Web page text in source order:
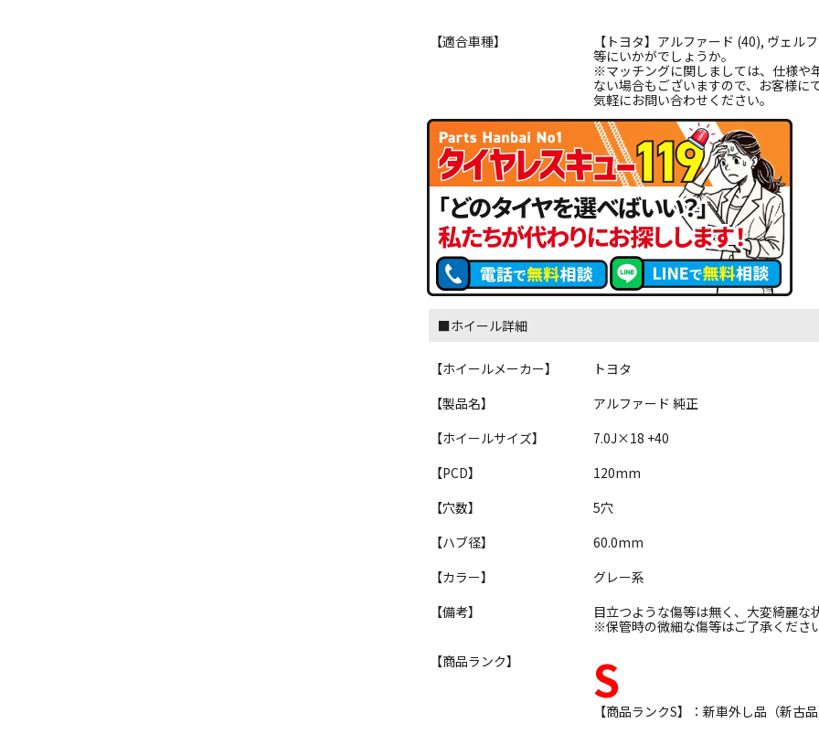
【適合車種】
【トヨタ】アルファード (40), ヴェル
等にいかがでしょうか。
※マッチングに関しましては、仕様や
ない場合もございますので、お客様
気軽にお問い合わせください。
■ホイール詳細
【ホイールメーカー】
トヨタ
【製品名】
アルファード 純正
【ホイールサイズ】
7.0J×18 +40
【PCD】
120mm
【穴数】
5穴
【ハブ径】
60.0mm
【カラー】
グレー系
【備考】
目立つような傷等は無く、大変綺麗な
※保管時の微細な傷等はご了承くださ
【商品ランク】
S
【商品ランクS】：新車外し品（新古品